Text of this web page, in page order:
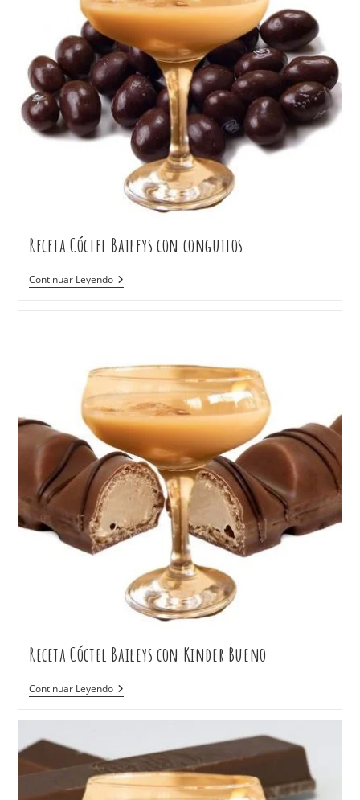
Receta Cóctel Baileys con conguitos
Continuar Leyendo
Receta Cóctel Baileys con Kinder Bueno
Continuar Leyendo